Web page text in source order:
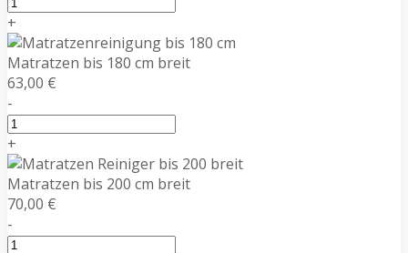
+
Matratzen bis 180 cm breit
63,00 €
-
+
Matratzen bis 200 cm breit
70,00 €
-